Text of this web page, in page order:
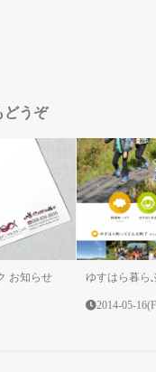
どうぞ
お知らせ
ゆすはら暮ら
2014-05-